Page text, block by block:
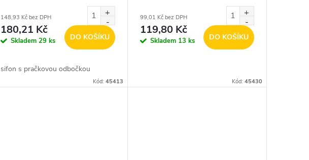
148,93 Kč bez DPH
180,21 Kč
Skladem29 ks DO KOŠÍKU
sifon s pračkovou odbočkou
Kód: 45413
99,01 Kč bez DPH
119,80 Kč
Skladem 13 ks DO KOŠÍKU
Kód: 45430